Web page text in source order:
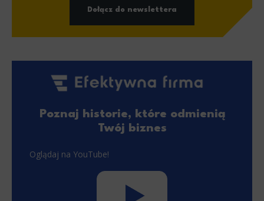
Dołącz do newslettera
Poznaj historie, które odmienią
Twój biznes
Oglądaj na YouTube!